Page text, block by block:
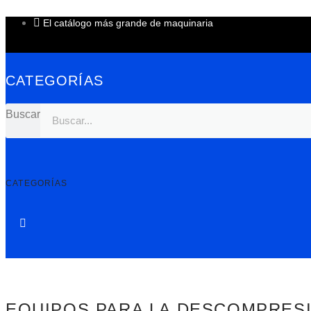
El catálogo más grande de maquinaria
CATEGORÍAS
Buscar
CATEGORÍAS